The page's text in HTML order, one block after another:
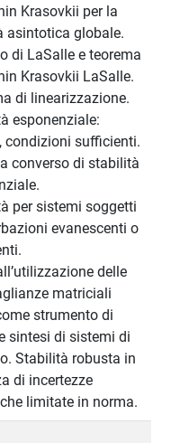
Krasovkii per la
asintotica globale.
di LaSalle e teorema
Krasovkii LaSalle.
di linearizzazione.
esponenziale:
condizioni sufficienti.
converso di stabilità
per sistemi soggetti
evanescenti o
delle
matriciali
strumento di
sintesi di sistemi di
Stabilità robusta in
di incertezze
limitate in norma.